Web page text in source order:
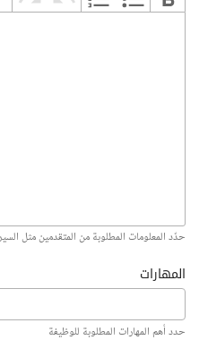
حدّد المعلومات المطلوبة من المتقدمين مثل
المهارات
حدد أهم المهارات المطلوبة للوظيفة